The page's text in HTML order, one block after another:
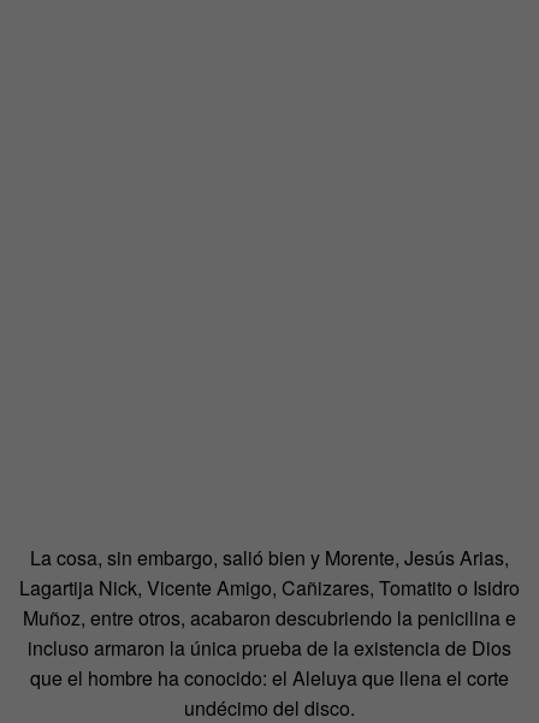
La cosa, sin embargo, salió bien y Morente, Jesús Arias,
Lagartija Nick, Vicente Amigo, Cañizares, Tomatito o Isidro
Muñoz, entre otros, acabaron descubriendo la penicilina e
incluso armaron la única prueba de la existencia de Dios
que el hombre ha conocido: el Aleluya que llena el corte
undécimo del disco.